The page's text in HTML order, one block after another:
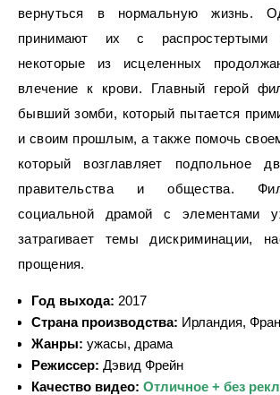
вернуться в нормальную жизнь.
принимают их с
некоторые из исцеленных
влечение к крови. Главный герой
бывший зомби, который пытается
и своим прошлым, а также помочь
который возглавляет подпольное
правительства и общества.
социальной драмой с элементами
затрагивает темы дискриминации,
прощения.
Год выхода: 2017
Страна производства: Ирландия,
Жанры: ужасы, драма
Режиссер: Дэвид Фрейн
Качество видео: Отличное + без